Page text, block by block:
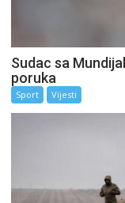
Sudac sa
poruka
Sport Vijesti